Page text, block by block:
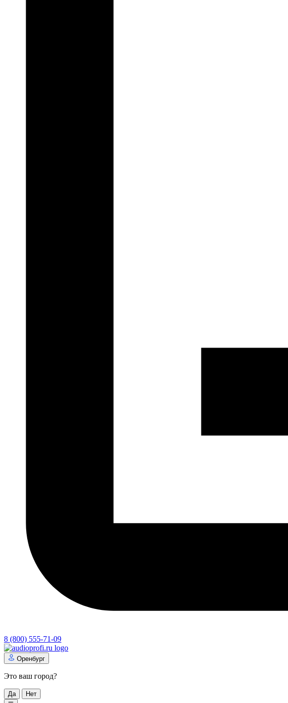
8 (800) 555-71-09
Оренбург
Это ваш город?
Да
Нет